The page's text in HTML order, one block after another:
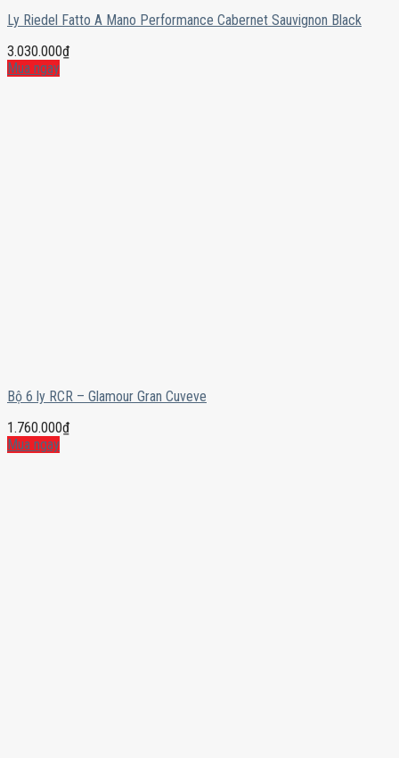
Ly Riedel Fatto A Mano Performance Cabernet Sauvignon Black
3.030.000₫
Mua ngay
Bộ 6 ly RCR – Glamour Gran Cuveve
1.760.000₫
Mua ngay